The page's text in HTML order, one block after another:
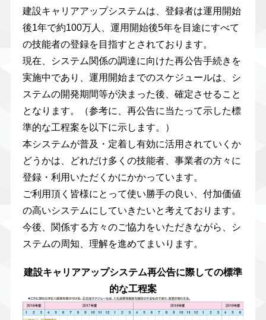
建設キャリアアップシステムは、登録者は運用開始
後1年で約100万人、運用開始後5年を目途にすべて
の技能者の登録を目指すとされております。
現在、システム関係の調達に向けた再公告手続きを
実施中であり、運用開始までのスケジュールは、シ
ステムの開発期間等が決まった後、確定させること
となります。（参考に、再公告に当たって示した標
準的な工程案を以下に示します。）
本システムが普及・定着し有効に活用されていくか
どうかは、どれだけ多くの技能者、事業者の方々に
登録・利用いただくかにかかっています。
ご利用頂く皆様にとって使い勝手の良い、付加価値
の高いシステムにしていきたいと考えております。
今後、関係する方々のご協力をいただきながら、シ
ステムの周知、理解を進めてまいります。
建設キャリアアップシステム再公告に際しての標準
的な工程案